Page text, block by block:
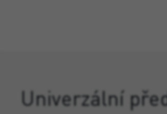
Univerzální